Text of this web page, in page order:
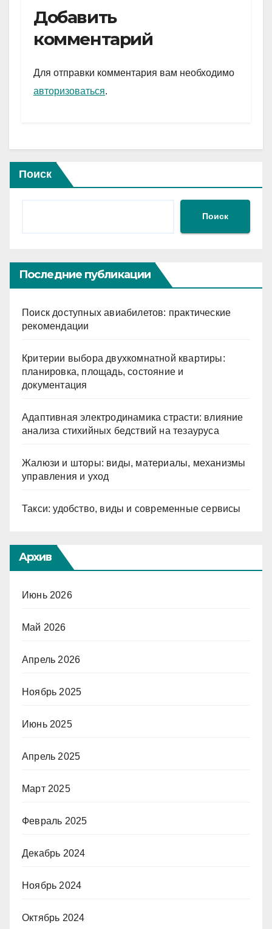
e
gr
a
m
er
s
A
p
и
Добавить
комментарий
Для отправки комментария вам необходимо
авторизоваться.
Поиск
Поиск
Последние публикации
Поиск доступных авиабилетов: практические
рекомендации
Критерии выбора двухкомнатной квартиры:
планировка, площадь, состояние и
документация
Адаптивная электродинамика страсти: влияние
анализа стихийных бедствий на тезауруса
Жалюзи и шторы: виды, материалы, механизмы
управления и уход
Такси: удобство, виды и современные сервисы
Архив
Июнь 2026
Май 2026
Апрель 2026
Ноябрь 2025
Июнь 2025
Апрель 2025
Март 2025
Февраль 2025
Декабрь 2024
Ноябрь 2024
Октябрь 2024